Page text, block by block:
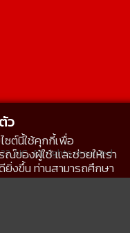
AIC, All rights reserved.
ว
ซต์นี้ใช้คุกกี้เพื่อ
ของผู้ใช้ และช่วยให้เรา
งขึ้น ท่านสามารถศึกษา